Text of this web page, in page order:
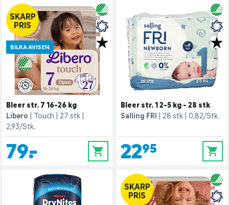
SKARP
PRIS
BILKA AVISEN
Bleer str. 7 16-26 kg
Libero
Touch
27 stk
2,93/Stk.
79,- 0
Bleer str. 1 2-5 kg - 28 stk
Salling FRI
28 stk 0,82/Stk.
22,95 0
SKARP
PRIS